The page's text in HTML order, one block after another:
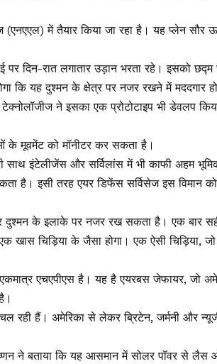
में तैयार किया जा रहा है। यह प्लेन सौर
दिन-रात लगातार उड़ान भरता रहे। इसको छद्म
कि यह दुश्मन के क्षेत्र पर नजर रखने में मददगार
ने इसका एक प्रोटोटाइप भी डेवलप
के मूवमेंट को मॉनीटर कर सकता है।
साथ इंटेलीजेंस और सर्विलांस में भी काफी अहम
है। इसी तरह एयर डिफेंस सर्विसेज इस विमान
दुश्मन के इलाके पर नजर रख सकता है। एक बार
खास चिड़िया के जैसा होगा। एक ऐसी चिड़िया, जो
एचएपीएस है। यह है एयरबस जेफायर, जो
रही हैं। अमेरिका से लेकर ब्रिटेन, जर्मनी और
ने बताया कि यह आसमान में सोलर पॉवर से